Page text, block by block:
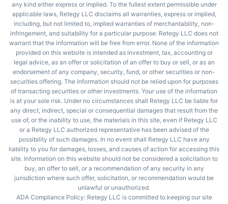
any kind either express or implied. To the fullest extent permissible under
applicable laws, Retegy LLC disclaims all warranties, express or implied,
including, but not limited to, implied warranties of merchantability, non-
infringement, and suitability for a particular purpose. Retegy LLC does not
warrant that the information will be free from error. None of the information
provided on this website is intended as investment, tax, accounting or
legal advice, as an offer or solicitation of an offer to buy or sell, or as an
endorsement of any company, security, fund, or other securities or non-
securities offering. The information should not be relied upon for purposes
of transacting securities or other investments. Your use of the information
is at your sole risk. Under no circumstances shall Retegy LLC be liable for
any direct, indirect, special or consequential damages that result from the
use of, or the inability to use, the materials in this site, even if Retegy LLC
or a Retegy LLC authorized representative has been advised of the
possibility of such damages. In no event shall Retegy LLC have any
liability to you for damages, losses, and causes of action for accessing this
site. Information on this website should not be considered a solicitation to
buy, an offer to sell, or a recommendation of any security in any
jurisdiction where such offer, solicitation, or recommendation would be
unlawful or unauthorized.
ADA Compliance Policy: Retegy LLC is committed to keeping our site